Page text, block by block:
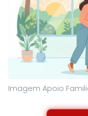
Imagem Apoio